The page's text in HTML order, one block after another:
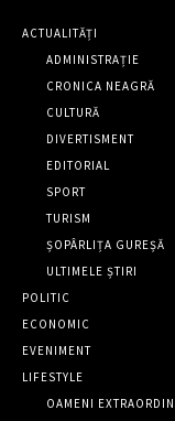
ACTUALITĂȚI
ADMINISTRAȚIE
CRONICA NEAGRĂ
CULTURĂ
DIVERTISMENT
EDITORIAL
SPORT
TURISM
ȘOPÂRLIȚA GUREȘĂ
ULTIMELE ȘTIRI
POLITIC
ECONOMIC
EVENIMENT
LIFESTYLE
OAMENI